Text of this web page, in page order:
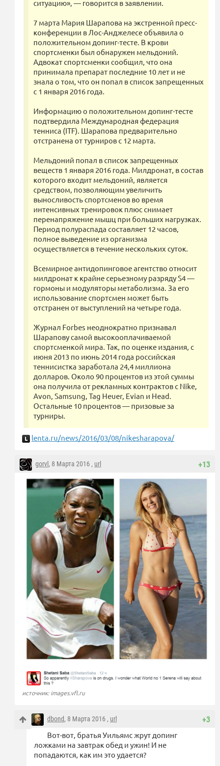
ситуацию», — говорится в заявлении.
7 марта Мария Шарапова на экстренной пресс-
конференции в Лос-Анджелесе объявила о
положительном допинг-тесте. В крови
спортсменки был обнаружен мельдоний.
Адвокат спортсменки сообщил, что она
принимала препарат последние 10 лет и не
знала о том, что он попал в список запрещенных
с 1 января 2016 года.
Информацию о положительном допинг-тесте
подтвердила Международная федерация
тенниса (ITF). Шарапова предварительно
отстранена от турниров с 12 марта.
Мельдоний попал в список запрещенных
веществ 1 января 2016 года. Милдронат, в состав
которого входит мельдоний, является
средством, позволяющим увеличить
выносливость спортсменов во время
интенсивных тренировок плюс снимает
перенапряжение мышц при больших нагрузках.
Период полураспада составляет 12 часов,
полное выведение из организма
осуществляется в течение нескольких суток.
Всемирное антидопинговое агентство относит
милдронат к крайне серьезному разряду S4 —
гормоны и модуляторы метаболизма. За его
использование спортсмен может быть
отстранен от выступлений на четыре года.
Журнал Forbes неоднократно признавал
Шарапову самой высокооплачиваемой
спортсменкой мира. Так, по оценке издания, с
июня 2013 по июнь 2014 года российская
теннисистка заработала 24,4 миллиона
долларов. Около 90 процентов из этой суммы
она получила от рекламных контрактов с Nike,
Avon, Samsung, Tag Heuer, Evian и Head.
Остальные 10 процентов — призовые за
турниры.
lenta.ru/news/2016/03/08/nikesharapova/
+13
gorvl , 8 Марта 2016 , url
источник: images.vfl.ru
+3
dbond, 8 Марта 2016 , url
Вот-вот, братья Уильямс жрут допинг
ложками на завтрак обед и ужин! И не
попадаются, как им это удается?